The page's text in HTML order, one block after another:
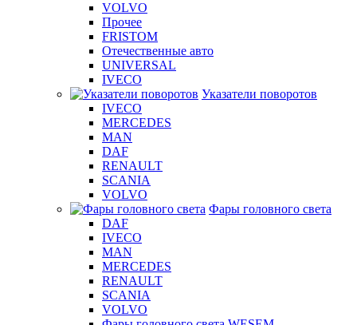
VOLVO
Прочее
FRISTOM
Отечественные авто
UNIVERSAL
IVECO
Указатели поворотов
IVECO
MERCEDES
MAN
DAF
RENAULT
SCANIA
VOLVO
Фары головного света
DAF
IVECO
MAN
MERCEDES
RENAULT
SCANIA
VOLVO